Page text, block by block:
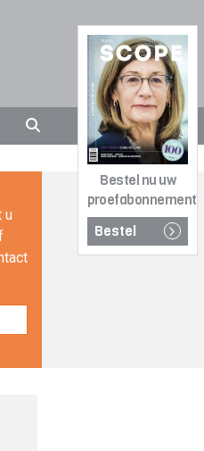
Bestel nu uw
proefabonnement
Bestel
u